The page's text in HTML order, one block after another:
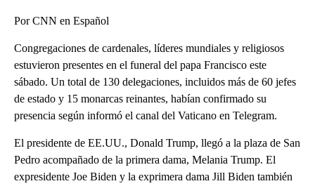
Por CNN en Español
Congregaciones de cardenales, líderes mundiales y religiosos
estuvieron presentes en el funeral del papa Francisco este
sábado. Un total de 130 delegaciones, incluidos más de 60 jefes
de estado y 15 monarcas reinantes, habían confirmado su
presencia según informó el canal del Vaticano en Telegram.
El presidente de EE.UU., Donald Trump, llegó a la plaza de San
Pedro acompañado de la primera dama, Melania Trump. El
expresidente Joe Biden y la exprimera dama Jill Biden también